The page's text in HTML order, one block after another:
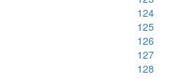
124
125
126
127
128